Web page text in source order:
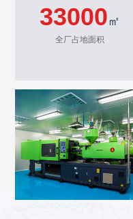
33000 ㎡
全厂占地面积